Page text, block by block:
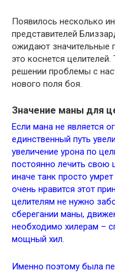
Появилось несколько
представителей
ожидают значительные
это коснется
решении проблемы с
нового поля боя.
Значение маны для
Если мана не является
единственный путь
увеличение урона по
постоянно лечить свою
иначе танк просто
очень нравится этот
целителям не нужно
сберегании маны,
необходимо хилерам –
мощный хил.
Именно поэтому была